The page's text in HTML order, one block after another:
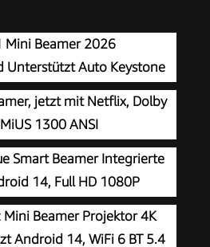
Mini Beamer 2026
Unterstützt Auto Keystone
jetzt mit Netflix, Dolby
1300 ANSI
6D Trapezkorrektur Led
Unterstützt, WiFi
Outdoor
für Handy
Smart Beamer Integrierte
14, Full HD 1080P
4K,
WLAN&BT Beamer
Mini Beamer Projektor 4K
Android 14, WiFi 6 BT 5.4